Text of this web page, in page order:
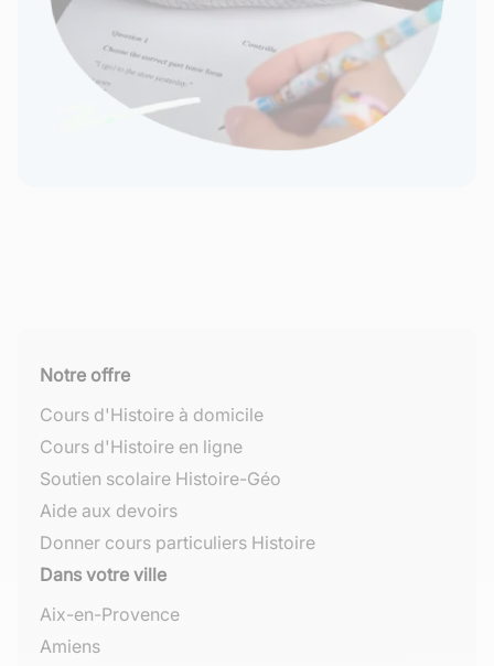
Notre offre
Cours d'Histoire à domicile
Cours d'Histoire en ligne
Soutien scolaire Histoire-Géo
Aide aux devoirs
Donner cours particuliers Histoire
Dans votre ville
Aix-en-Provence
Amiens